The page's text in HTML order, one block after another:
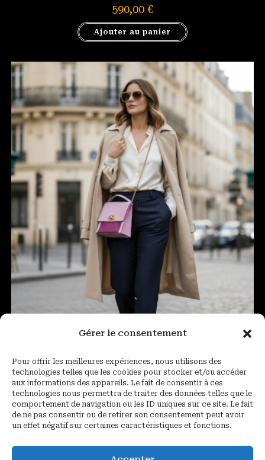
Gérer le consentement
Pour offrir les meilleures expériences, nous utilisons des
technologies telles que les cookies pour stocker et/ou accéder
aux informations des appareils. Le fait de consentir à ces
technologies nous permettra de traiter des données telles que le
comportement de navigation ou les ID uniques sur ce site. Le fait
de ne pas consentir ou de retirer son consentement peut avoir
un effet négatif sur certaines caractéristiques et fonctions.
590,00 €
Ajouter au panier
Sac à main en cuir Nath Barbie
Ajouter au panier